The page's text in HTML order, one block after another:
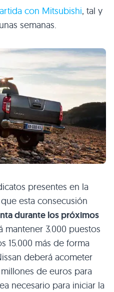
con Mitsubishi, tal y
semanas.
presentes en la
esta consecusión
durante los próximos
mantener 3.000 puestos
15.000 más de forma
deberá acometer
de euros para
necesario para iniciar la